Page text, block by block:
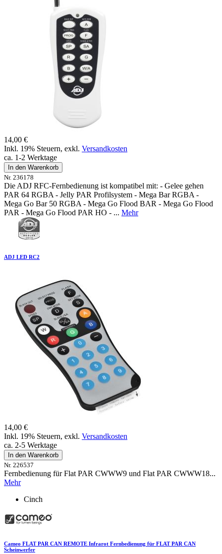
14,00 €
Inkl. 19% Steuern, exkl. Versandkosten
ca. 1-2 Werktage
In den Warenkorb
Nr. 236178
Die ADJ RFC-Fernbedienung ist kompatibel mit: - Gelee gehen
PAR 64 RGBA - Jelly PAR Profilsystem - Mega Bar RGBA -
Mega Go Bar 50 RGBA - Mega Go Flood BAR - Mega Go Flood
PAR - Mega Go Flood PAR HO - ... Mehr
ADJ LED RC2
14,00 €
Inkl. 19% Steuern, exkl. Versandkosten
ca. 2-5 Werktage
In den Warenkorb
Nr. 226537
Fernbedienung für Flat PAR CWWW9 und Flat PAR CWWW18...
Mehr
Cinch
Cameo FLAT PAR CAN REMOTE Infrarot Fernbedienung für FLAT PAR CAN
Scheinwerfer